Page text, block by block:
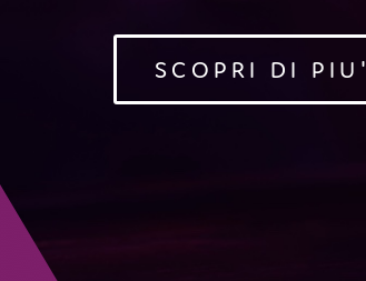
SCOPRI DI PIU'